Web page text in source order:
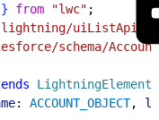
} from "lwc" ;
uiListApi"
schema/
LightningElement
ACCOUNT_OBJECT,